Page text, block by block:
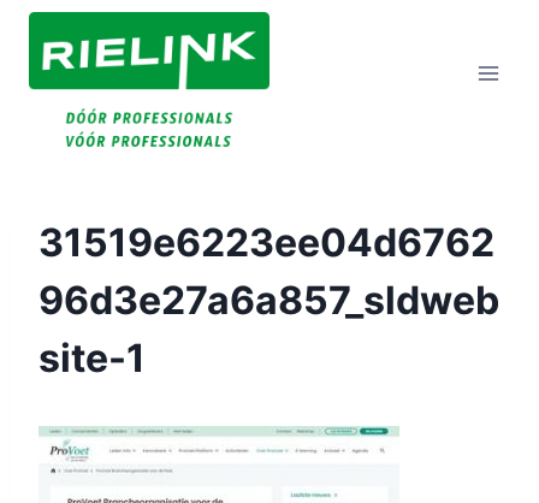
Doorgaan
Naar
Inhoud
31519e6223ee04d6762
96d3e27a6a857_sldweb
Site-1